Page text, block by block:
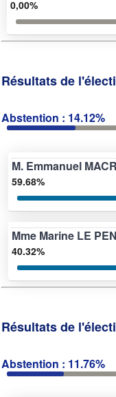
0,00%
Résultats de
Abstention : 14.12%
M. Emmanuel
59.68%
Mme Marine LE PEN
40.32%
Résultats de
Abstention : 11.76%